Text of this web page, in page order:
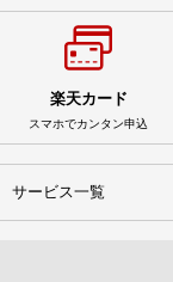
楽天カード
スマホでカンタン申込
サービス一覧